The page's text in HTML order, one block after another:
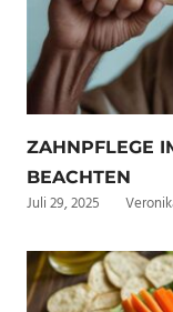
ZAHNPFLEGE
BEACHTEN
Juli 29, 2025